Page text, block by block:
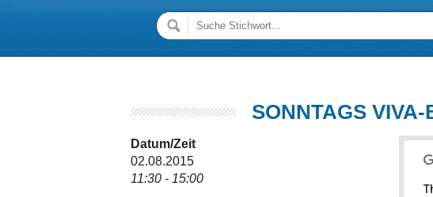
SONNTAGS VIVA-
Datum/Zeit
02.08.2015
11:30 - 15:00